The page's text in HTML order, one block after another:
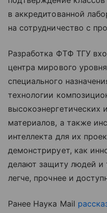
в аккредитованной
на сотрудничество с
Разработка ФТФ ТГУ
центра мирового
специального
технологии
высокоэнергетических
материалов, а также
интеллекта для их
демонстрирует, как
делают защиту людей и
легче, прочнее и
Ранее Наука Mail